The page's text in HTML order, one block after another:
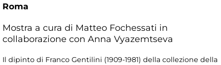
Roma
Mostra a cura di Matteo Fochessati in
collaborazione con Anna Vyazemtseva
Il dipinto di Franco Gentilini (1909-1981) della collezione della